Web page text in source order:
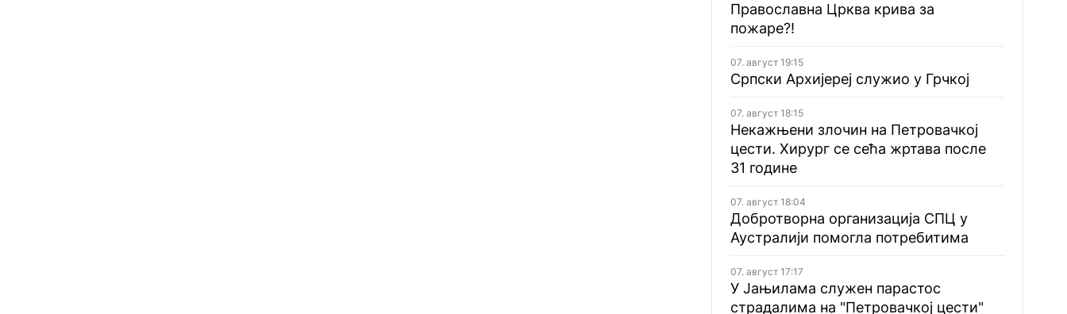
Православна Црква крива за
пожаре?!
07. август 19:15
Српски Архијереј служио у Грчкој
07. август 18:15
Некажњени злочин на Петровачкој
цести. Хирург се сећа жртава после
31 године
07. август 18:04
Добротворна организација СПЦ у
Аустралији помогла потребитима
07. август 17:17
У Јањилама служен парастос
страдалима на "Петровачкој цести"